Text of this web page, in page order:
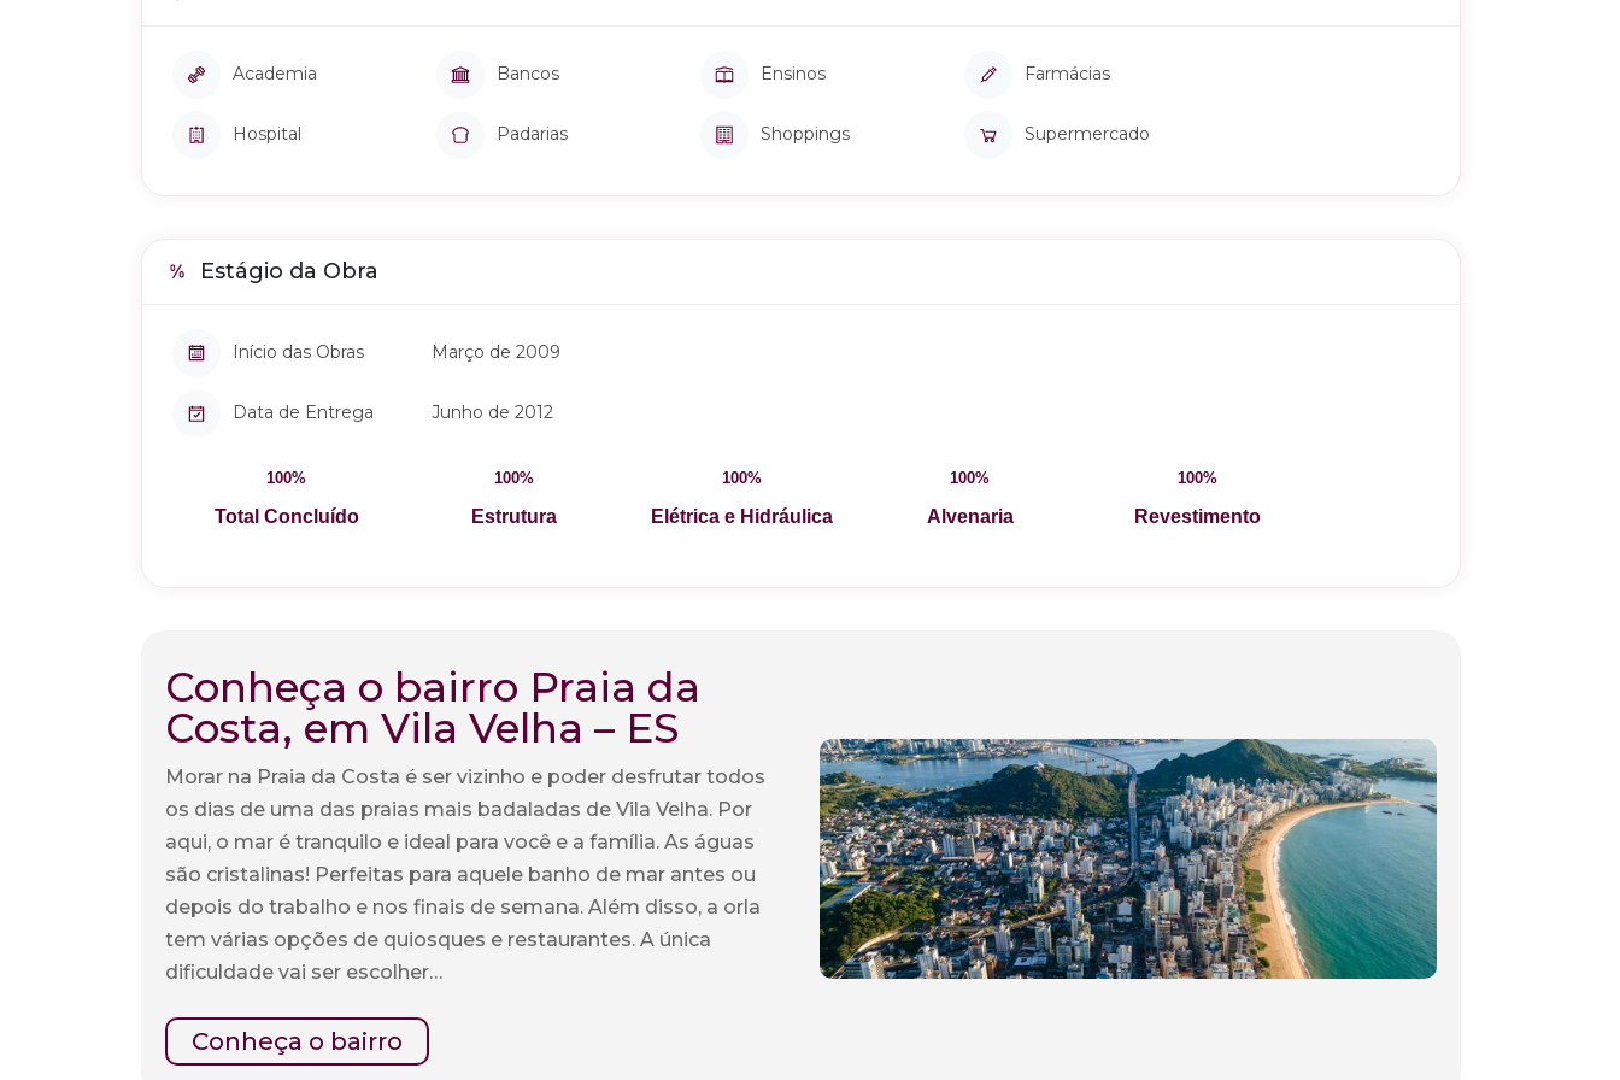
Academia Bancos Ensinos Farmácias
Hospital Padarias Shoppings Supermercado
Estágio da Obra
Início das Obras Março de 2009
Data de Entrega Junho de 2012
100%
Total Concluído
100%
Estrutura
100%
Elétrica e Hidráulica
100%
Alvenaria
100%
Revestimento
Conheça o bairro Praia da
Costa, em Vila Velha – ES
Morar na Praia da Costa é ser vizinho e poder desfrutar todos
os dias de uma das praias mais badaladas de Vila Velha. Por
aqui, o mar é tranquilo e ideal para você e a família. As águas
são cristalinas! Perfeitas para aquele banho de mar antes ou
depois do trabalho e nos finais de semana. Além disso, a orla
tem várias opções de quiosques e restaurantes. A única
dificuldade vai ser escolher…
Conheça o bairro